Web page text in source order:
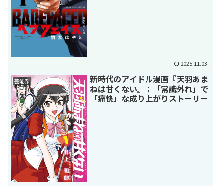
2025.11.03
芸能界
新時代のアイドル漫画『天羽あま
ねは甘くない』：「常識外れ」で
「痛快」な成り上がりストーリー